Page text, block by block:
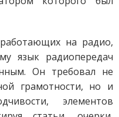
на радио,
язык радиопередач
Он требовал не
грамотности, но и
элементов